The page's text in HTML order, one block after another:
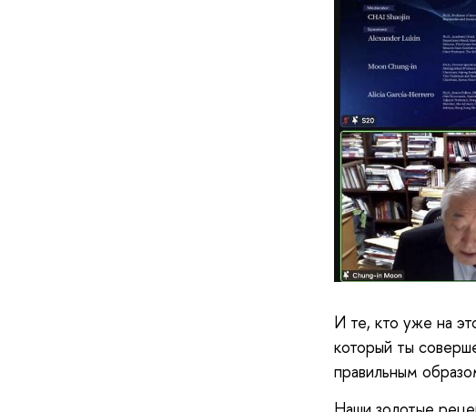
И те, кто уже на
который ты
правильным